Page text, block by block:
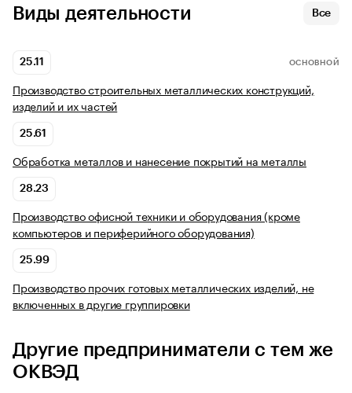
Виды деятельности Все
25.11 ОСНОВНОЙ
Производство строительных металлических конструкций,
изделий и их частей
25.61
Обработка металлов и нанесение покрытий на металлы
28.23
Производство офисной техники и оборудования (кроме
компьютеров и периферийного оборудования)
25.99
Производство прочих готовых металлических изделий, не
включенных в другие группировки
Другие предприниматели с тем же
ОКВЭД